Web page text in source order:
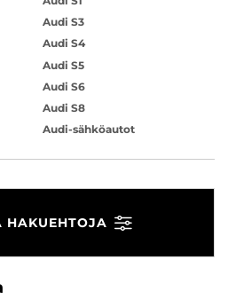
Audi S3
Audi S4
Audi S5
Audi S6
Audi S8
Audi-sähköautot
HAKUEHTOJA